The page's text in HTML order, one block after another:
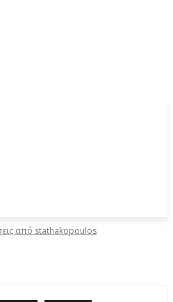
από stathakopoulos